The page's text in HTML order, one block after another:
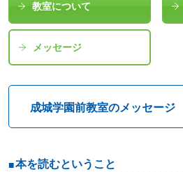
教室について
メッセージ
成城学園前教室のメッセージ
本を読むということ